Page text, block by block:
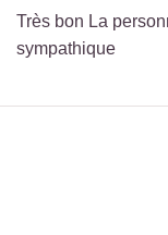
Très bon La
sympathique